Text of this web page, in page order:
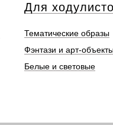
Тематические образы
Фэнтази и арт-
Белые и световые
Для